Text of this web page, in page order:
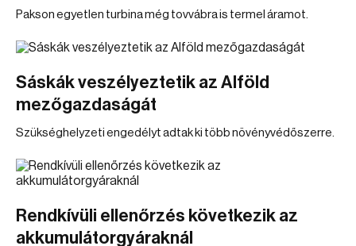
Pakson egyetlen turbina még tovvábra is termel áramot.
Sáskák veszélyeztetik az Alföld
mezőgazdaságát
Szükséghelyzeti engedélyt adtak ki több növényvédőszerre.
Rendkívüli ellenőrzés következik az
akkumulátorgyáraknál